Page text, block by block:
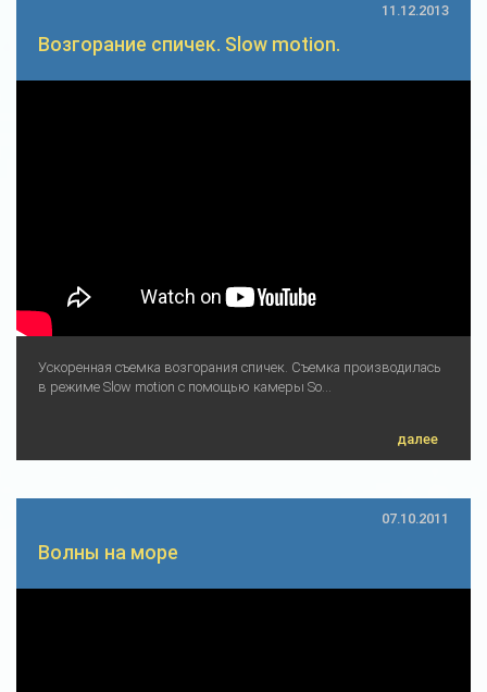
11.12.2013
Возгорание спичек. Slow motion.
Ускоренная съемка возгорания спичек. Съемка производилась
в режиме Slow motion с помощью камеры So...
далее
07.10.2011
Волны на море